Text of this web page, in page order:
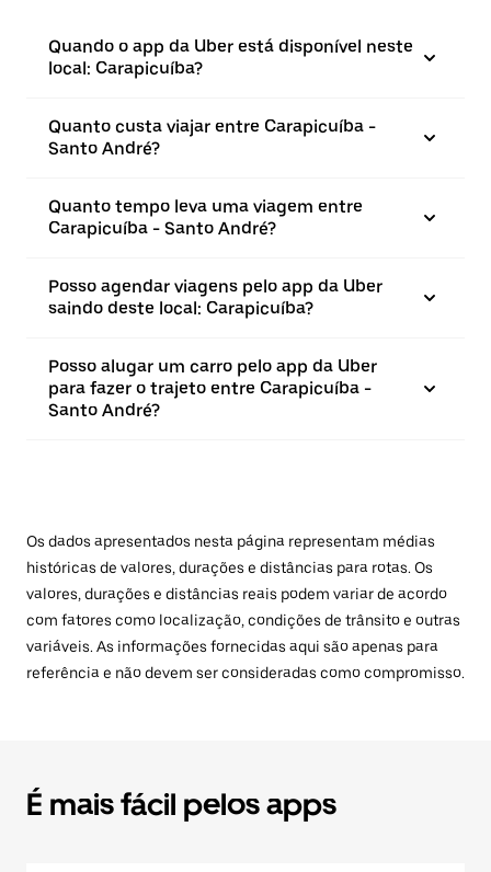
Quando o app da Uber está disponível neste
local: Carapicuíba?
Quanto custa viajar entre Carapicuíba -
Santo André?
Quanto tempo leva uma viagem entre
Carapicuíba - Santo André?
Posso agendar viagens pelo app da Uber
saindo deste local: Carapicuíba?
Posso alugar um carro pelo app da Uber
para fazer o trajeto entre Carapicuíba -
Santo André?
Os dados apresentados nesta página representam médias
históricas de valores, durações e distâncias para rotas. Os
valores, durações e distâncias reais podem variar de acordo
com fatores como localização, condições de trânsito e outras
variáveis. As informações fornecidas aqui são apenas para
referência e não devem ser consideradas como compromisso.
É mais fácil pelos apps